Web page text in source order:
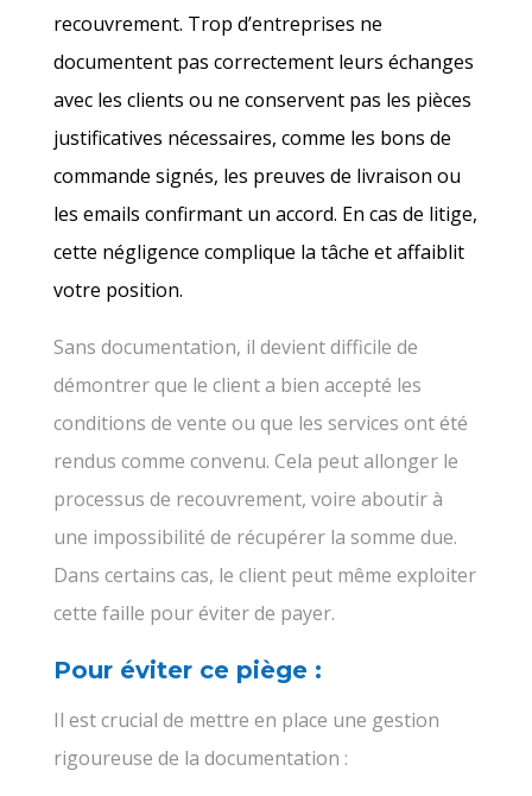
recouvrement. Trop d’entreprises ne
documentent pas correctement leurs échanges
avec les clients ou ne conservent pas les pièces
justificatives nécessaires, comme les bons de
commande signés, les preuves de livraison ou
les emails confirmant un accord. En cas de litige,
cette négligence complique la tâche et affaiblit
votre position.
Sans documentation, il devient difficile de
démontrer que le client a bien accepté les
conditions de vente ou que les services ont été
rendus comme convenu. Cela peut allonger le
processus de recouvrement, voire aboutir à
une impossibilité de récupérer la somme due.
Dans certains cas, le client peut même exploiter
cette faille pour éviter de payer.
Pour éviter ce piège :
Il est crucial de mettre en place une gestion
rigoureuse de la documentation :